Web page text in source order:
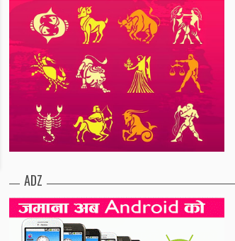
केएफसी रेष्टुरेन्टको शाखा पोखरामा
,2017
दुईसय जनाको निःशुल्क रगत
परीक्षण
Apr 30, 2017
ADZ